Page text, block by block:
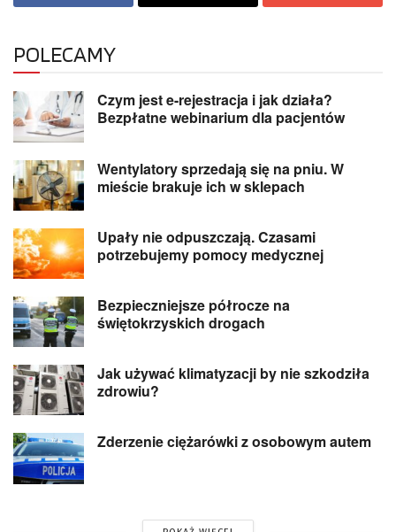
POLECAMY
Czym jest e-rejestracja i jak działa?
Bezpłatne webinarium dla pacjentów
Wentylatory sprzedają się na pniu. W
mieście brakuje ich w sklepach
Upały nie odpuszczają. Czasami
potrzebujemy pomocy medycznej
Bezpieczniejsze półrocze na
świętokrzyskich drogach
Jak używać klimatyzacji by nie szkodziła
zdrowiu?
Zderzenie ciężarówki z osobowym autem